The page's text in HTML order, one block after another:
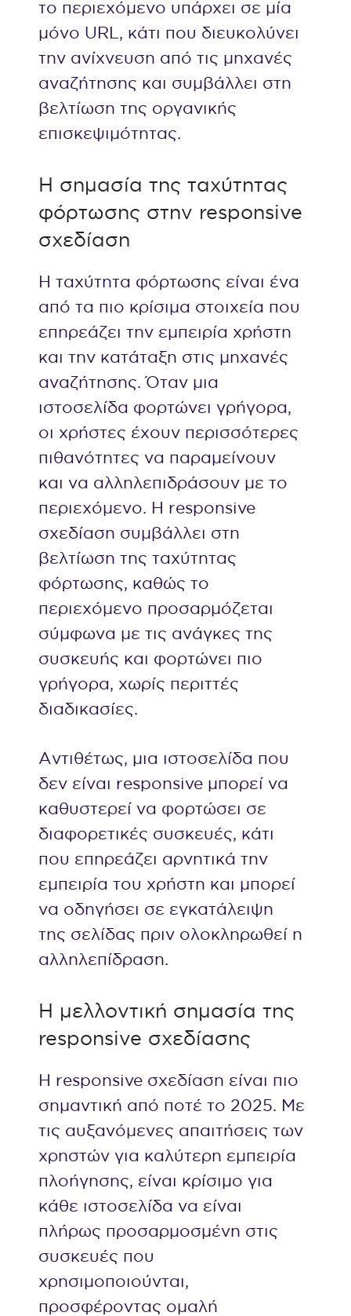
το περιεχόμενο υπάρχει σε μία
μόνο URL, κάτι που διευκολύνει
την ανίχνευση από τις μηχανές
αναζήτησης και συμβάλλει στη
βελτίωση της οργανικής
επισκεψιμότητας.
Η σημασία της ταχύτητας
φόρτωσης στην responsive
σχεδίαση
Η ταχύτητα φόρτωσης είναι ένα
από τα πιο κρίσιμα στοιχεία που
επηρεάζει την εμπειρία χρήστη
και την κατάταξη στις μηχανές
αναζήτησης. Όταν μια
ιστοσελίδα φορτώνει γρήγορα,
οι χρήστες έχουν περισσότερες
πιθανότητες να παραμείνουν
και να αλληλεπιδράσουν με το
περιεχόμενο. Η responsive
σχεδίαση συμβάλλει στη
βελτίωση της ταχύτητας
φόρτωσης, καθώς το
περιεχόμενο προσαρμόζεται
σύμφωνα με τις ανάγκες της
συσκευής και φορτώνει πιο
γρήγορα, χωρίς περιττές
διαδικασίες.
Αντιθέτως, μια ιστοσελίδα που
δεν είναι responsive μπορεί να
καθυστερεί να φορτώσει σε
διαφορετικές συσκευές, κάτι
που επηρεάζει αρνητικά την
εμπειρία του χρήστη και μπορεί
να οδηγήσει σε εγκατάλειψη
της σελίδας πριν ολοκληρωθεί η
αλληλεπίδραση.
Η μελλοντική σημασία της
responsive σχεδίασης
Η responsive σχεδίαση είναι πιο
σημαντική από ποτέ το 2025. Με
τις αυξανόμενες απαιτήσεις των
χρηστών για καλύτερη εμπειρία
πλοήγησης, είναι κρίσιμο για
κάθε ιστοσελίδα να είναι
πλήρως προσαρμοσμένη στις
συσκευές που
χρησιμοποιούνται,
προσφέροντας ομαλή